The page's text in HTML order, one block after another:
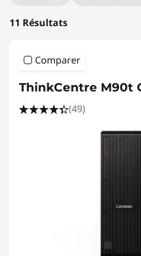
11 Résultats
Comparer
ThinkCentre M90t
(49)